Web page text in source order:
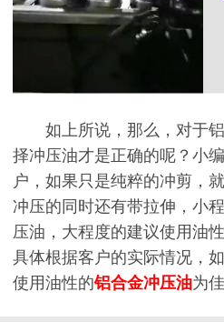
如上所说，那么，对于
择冲压油才是正确的呢？小
户，如果只是纯粹的冲剪，
冲压的同时还有带拉伸，小
压油，大程度的建议使用油
具体根据客户的实际情况，
使用油性的铝合金冲压油为佳